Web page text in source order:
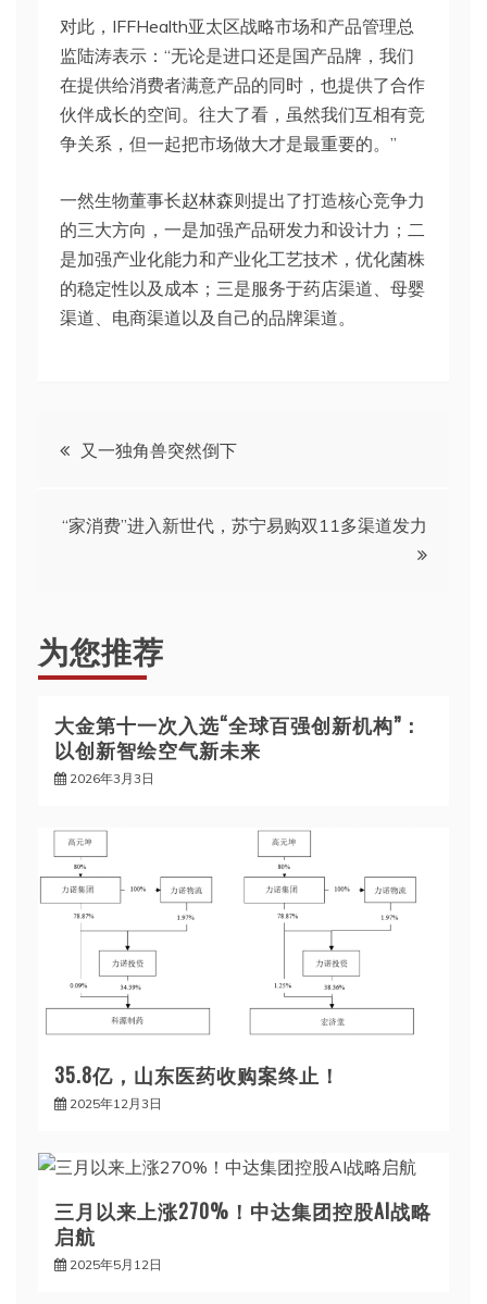
对此，IFFHealth亚太区战略市场和产品管理总
监陆涛表示：“无论是进口还是国产品牌，我们
在提供给消费者满意产品的同时，也提供了合作
伙伴成长的空间。往大了看，虽然我们互相有竞
争关系，但一起把市场做大才是最重要的。”
一然生物董事长赵林森则提出了打造核心竞争力
的三大方向，一是加强产品研发力和设计力；二
是加强产业化能力和产业化工艺技术，优化菌株
的稳定性以及成本；三是服务于药店渠道、母婴
渠道、电商渠道以及自己的品牌渠道。
文 又一独角兽突然倒下
“家消费”进入新世代，苏宁易购双11多渠道发力
为您推荐
大金第十一次入选“全球百强创新机构”：
以创新智绘空气新未来
2026年3月3日
35.8亿，山东医药收购案终止！
2025年12月3日
三月以来上涨270%！中达集团控股AI战略
启航
2025年5月12日